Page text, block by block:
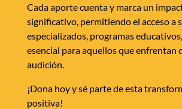
Cada aporte cuenta y marca un
significativo, permitiendo el acceso a
especializados, programas
esencial para aquellos que enfrentan
audición.
¡Dona hoy y sé parte de esta
positiva!